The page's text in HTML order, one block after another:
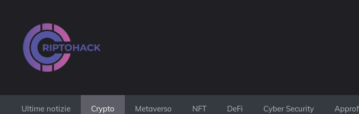
contenuto
Ultime notizie Crypto Metaverso NFT DeFi Cyber Security